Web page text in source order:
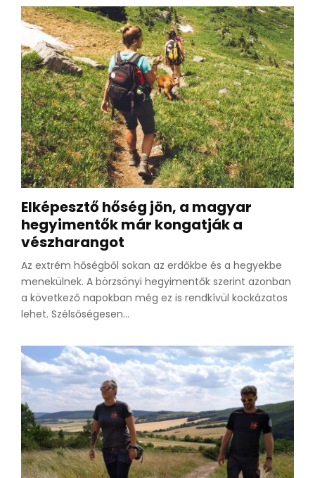
Elképesztő hőség jön, a magyar
hegyimentők már kongatják a
vészharangot
Az extrém hőségből sokan az erdőkbe és a hegyekbe
menekülnek. A börzsönyi hegyimentők szerint azonban
a következő napokban még ez is rendkívül kockázatos
lehet. Szélsőségesen...